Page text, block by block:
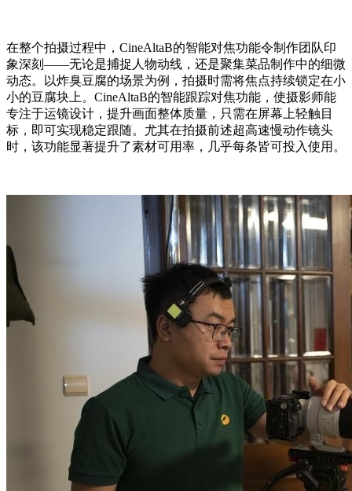
在整个拍摄过程中，CineAltaB的智能对焦功能令制作团队印
象深刻——无论是捕捉人物动线，还是聚集菜品制作中的细微
动态。以炸臭豆腐的场景为例，拍摄时需将焦点持续锁定在小
小的豆腐块上。CineAltaB的智能跟踪对焦功能，使摄影师能
专注于运镜设计，提升画面整体质量，只需在屏幕上轻触目
标，即可实现稳定跟随。尤其在拍摄前述超高速慢动作镜头
时，该功能显著提升了素材可用率，几乎每条皆可投入使用。